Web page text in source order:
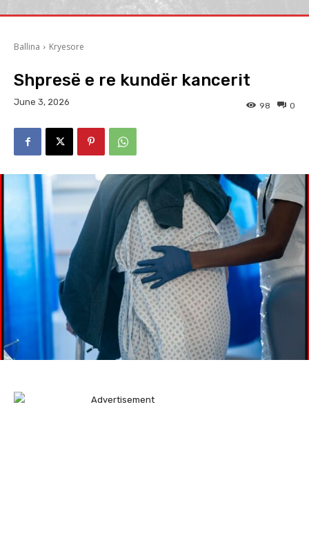
Ballina Kryesore
Shpresë e re kundër kancerit
June 3, 2026 0
98